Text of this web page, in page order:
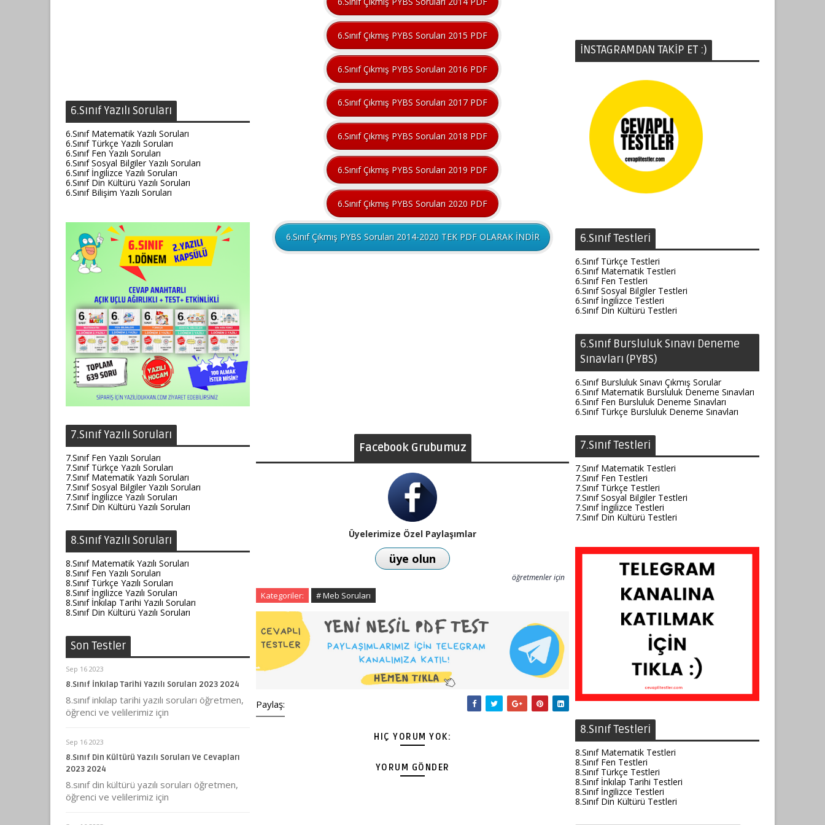
6.Sınıf Yazılı Soruları
6.Sınıf Matematik Yazılı Soruları
6.Sınıf Türkçe Yazılı Soruları
6.Sınıf Fen Yazılı Soruları
6.Sınıf Sosyal Bilgiler Yazılı Soruları
6.Sınıf İngilizce Yazılı Soruları
6.Sınıf Din Kültürü Yazılı Soruları
6.Sınıf Bilişim Yazılı Soruları
7.Sınıf Yazılı Soruları
7.Sınıf Fen Yazılı Soruları
7.Sınıf Türkçe Yazılı Soruları
7.Sınıf Matematik Yazılı Soruları
7.Sınıf Sosyal Bilgiler Yazılı Soruları
7.Sınıf İngilizce Yazılı Soruları
7.Sınıf Din Kültürü Yazılı Soruları
8.Sınıf Yazılı Soruları
8.Sınıf Matematik Yazılı Soruları
8.Sınıf Fen Yazılı Soruları
8.Sınıf Türkçe Yazılı Soruları
8.Sınıf İngilizce Yazılı Soruları
8.Sınıf İnkılap Tarihi Yazılı Soruları
8.Sınıf Din Kültürü Yazılı Soruları
Son Testler
Sep 16 2023
8.Sınıf İnkılap Tarihi Yazılı Soruları 2023 2024
8.sınıf inkılap tarihi yazılı soruları öğretmen,
öğrenci ve velilerimiz için
Sep 16 2023
8.Sınıf Din Kültürü Yazılı Soruları Ve Cevapları
2023 2024
8.sınıf din kültürü yazılı soruları öğretmen,
öğrenci ve velilerimiz için
6.Sınıf Çıkmış PYBS Soruları 2015 PDF
6.Sınıf Çıkmış PYBS Soruları 2016 PDF
6.Sınıf Çıkmış PYBS Soruları 2017 PDF
6.Sınıf Çıkmış PYBS Soruları 2018 PDF
6.Sınıf Çıkmış PYBS Soruları 2019 PDF
6.Sınıf Çıkmış PYBS Soruları 2020 PDF
6.Sınıf Çıkmış PYBS Soruları 2014-2020 TEK PDF OLARAK İNDİR
Facebook Grubumuz
Üyelerimize Özel Paylaşımlar
üye olun
öğretmenler için
Kategoriler: # Meb Soruları
Paylaş:
HIÇ YORUM YOK:
YORUM GÖNDER
İNSTAGRAMDAN TAKİP ET :)
6.Sınıf Testleri
6.Sınıf Türkçe Testleri
6.Sınıf Matematik Testleri
6.Sınıf Fen Testleri
6.Sınıf Sosyal Bilgiler Testleri
6.Sınıf İngilizce Testleri
6.Sınıf Din Kültürü Testleri
6.Sınıf Bursluluk Sınavı Deneme
Sınavları (PYBS)
6.Sınıf Bursluluk Sınavı Çıkmış Sorular
6.Sınıf Matematik Bursluluk Deneme Sınavları
6.Sınıf Fen Bursluluk Deneme Sınavları
6.Sınıf Türkçe Bursluluk Deneme Sınavları
7.Sınıf Testleri
7.Sınıf Matematik Testleri
7.Sınıf Fen Testleri
7.Sınıf Türkçe Testleri
7.Sınıf Sosyal Bilgiler Testleri
7.Sınıf İngilizce Testleri
7.Sınıf Din Kültürü Testleri
8.Sınıf Testleri
8.Sınıf Matematik Testleri
8.Sınıf Fen Testleri
8.Sınıf Türkçe Testleri
8.Sınıf İnkılap Tarihi Testleri
8.Sınıf İngilizce Testleri
8.Sınıf Din Kültürü Testleri